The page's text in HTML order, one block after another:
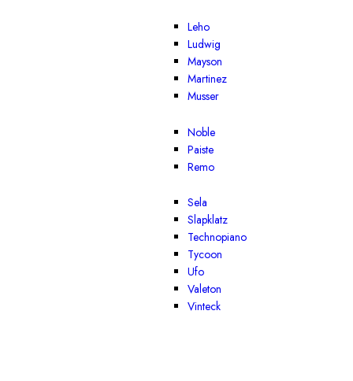
Leho
Ludwig
Mayson
Martinez
Musser
Noble
Paiste
Remo
Sela
Slapklatz
Technopiano
Tycoon
Ufo
Valeton
Vinteck